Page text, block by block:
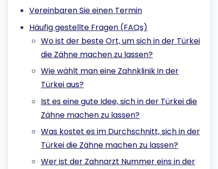
Vereinbaren Sie einen Termin
Häufig gestellte Fragen (FAQs)
Wo ist der beste Ort, um sich in der Türkei
die Zähne machen zu lassen?
Wie wählt man eine Zahnklinik in der
Türkei aus?
Ist es eine gute Idee, sich in der Türkei die
Zähne machen zu lassen?
Was kostet es im Durchschnitt, sich in der
Türkei die Zähne machen zu lassen?
Wer ist der Zahnarzt Nummer eins in der